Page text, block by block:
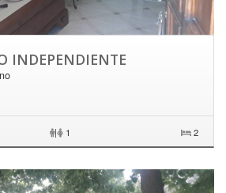
INDEPENDIENTE
| 1 2